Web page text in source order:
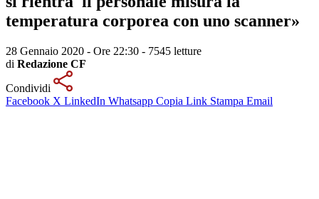
temperatura corporea con uno scanner»
28 Gennaio 2020 - Ore 22:30 - 7545 letture
di Redazione CF
Condividi
Facebook X LinkedIn Whatsapp Copia Link Stampa Email